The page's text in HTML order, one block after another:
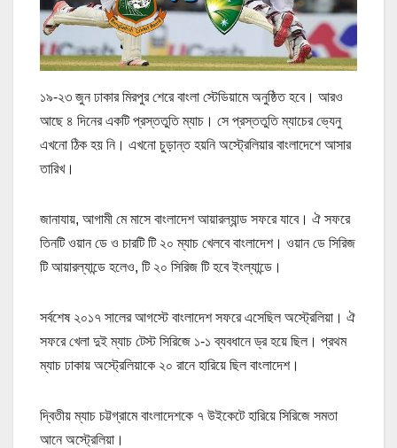
১৯-২৩ জুন ঢাকার মিরপুর শেরে বাংলা স্টেডিয়ামে অনুষ্ঠিত হবে। আরও
আছে ৪ দিনের একটি প্রস্ততুতি ম্যাচ। সে প্রস্ততুতি ম্যাচের ভ্যেনু
এখনো ঠিক হয় নি। এখনো চুড়ান্ত হয়নি অস্ট্রেলিয়ার বাংলাদেশে আসার
তারিখ।
জানাযায়, আগামী মে মাসে বাংলাদেশ আয়ারল্যান্ড সফরে যাবে। ঐ সফরে
তিনটি ওয়ান ডে ও চারটি টি ২০ ম্যাচ খেলবে বাংলাদেশ। ওয়ান ডে সিরিজ
টি আয়ারল্যান্ডে হলেও, টি ২০ সিরিজ টি হবে ইংল্যান্ডে।
সর্বশেষ ২০১৭ সালের আগস্টে বাংলাদেশ সফরে এসেছিল অস্ট্রেলিয়া। ঐ
সফরে খেলা দুই ম্যাচ টেস্ট সিরিজে ১-১ ব্যবধানে ড্র হয়ে ছিল। প্রথম
ম্যাচ ঢাকায় অস্ট্রেলিয়াকে ২০ রানে হারিয়ে ছিল বাংলাদেশ।
দ্বিতীয় ম্যাচ চট্টগ্রামে বাংলাদেশকে ৭ উইকেটে হারিয়ে সিরিজে সমতা
আনে অস্ট্রেলিয়া।